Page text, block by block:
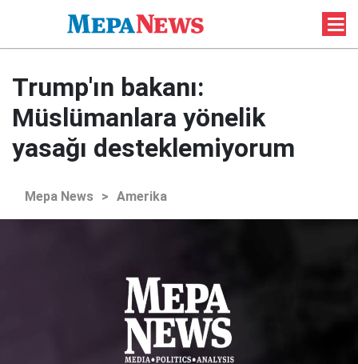
Trump'ın bakanı:
Müslümanlara yönelik
yasağı desteklemiyorum
Mepa News > Amerika